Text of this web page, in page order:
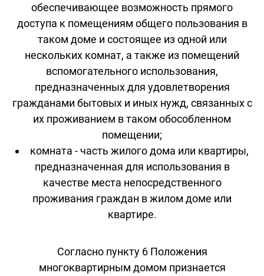
обеспечивающее возможность прямого
доступа к помещениям общего пользования в
таком доме и состоящее из одной или
нескольких комнат, а также из помещений
вспомогательного использования,
предназначенных для удовлетворения
гражданами бытовых и иных нужд, связанных с
их проживанием в таком обособленном
помещении;
комната - часть жилого дома или квартиры,
предназначенная для использования в
качестве места непосредственного
проживания граждан в жилом доме или
квартире.
Согласно пункту 6 Положения
многоквартирным домом признается